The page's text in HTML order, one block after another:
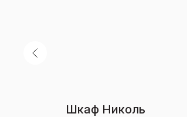
Шкаф Николь